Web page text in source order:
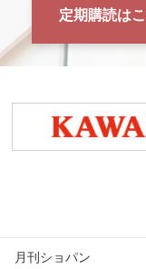
定期購読は
月刊ショパン